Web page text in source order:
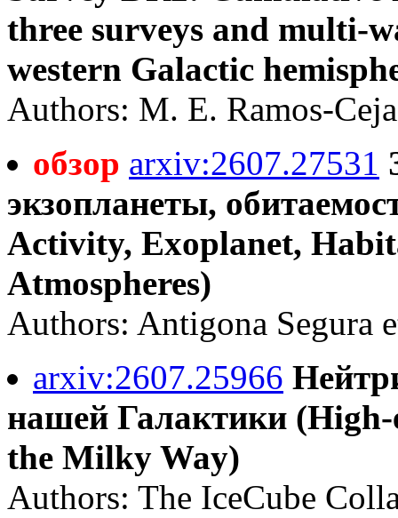
three surveys and multi-
western Galactic
Authors: M. E. Ramos-
обзор arxiv:2607.27531
экзопланеты,
Activity, Exoplanet,
Atmospheres)
Authors: Antigona Segura
arxiv:2607.25966
нашей Галактики
the Milky Way)
Authors: The IceCube